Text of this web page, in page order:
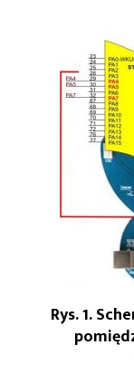
Rys. 1.